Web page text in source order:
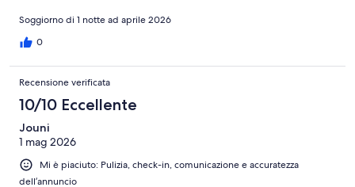
Soggiorno di 1 notte ad aprile 2026
0
Recensione verificata
10/10 Eccellente
Jouni
1 mag 2026
Mi è piaciuto: Pulizia, check-in, comunicazione e accuratezza
dell’annuncio